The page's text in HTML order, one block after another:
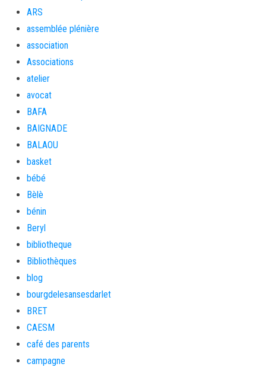
ARS
assemblée plénière
association
Associations
atelier
avocat
BAFA
BAIGNADE
BALAOU
basket
bébé
Bèlè
bénin
Beryl
bibliotheque
Bibliothèques
blog
bourgdelesansesdarlet
BRET
CAESM
café des parents
campagne